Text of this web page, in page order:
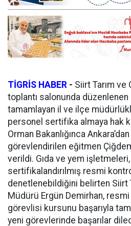
TİGRİS HABER - Siirt Tarım
toplantı salonunda düzenlenen
tamamlayan il ve ilçe
personel sertifika almaya hak
Orman Bakanlığınca
görevlendirilen eğitmen
verildi. Gıda ve yem
sertifikalandırılmış resmi
denetlenebildiğini belirten Siirt
Müdürü Ergün Demirhan,
görevlisi kursunu başarıyla
yeni görevlerinde başarılar